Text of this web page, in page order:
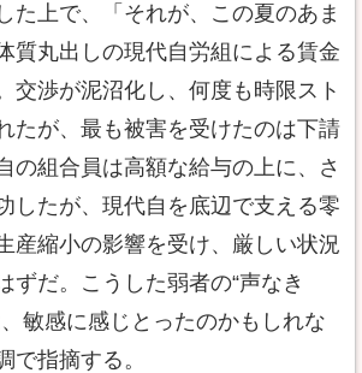
た上で、「それが、この夏のあま
質丸出しの現代自労組による賃金
交渉が泥沼化し、何度も時限スト
たが、最も被害を受けたのは下請
の組合員は高額な給与の上に、さ
したが、現代自を底辺で支える零
産縮小の影響を受け、厳しい状況
ずだ。こうした弱者の“声なき
敏感に感じとったのかもしれな
で指摘する。